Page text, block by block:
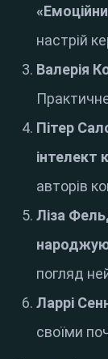
настрій
Валерія
Пітер
інтелект
авторів
Ліза
погляд
Ларрі
своїми